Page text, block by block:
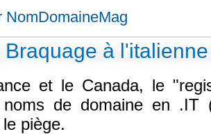
NomDomaineMag
Braquage à l'italienne
et le Canada, le
de domaine en .IT
piège.